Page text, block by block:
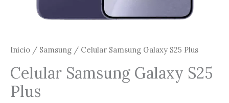
Inicio / Samsung / Celular Samsung Galaxy S25 Plus
Celular Samsung Galaxy S25
Plus